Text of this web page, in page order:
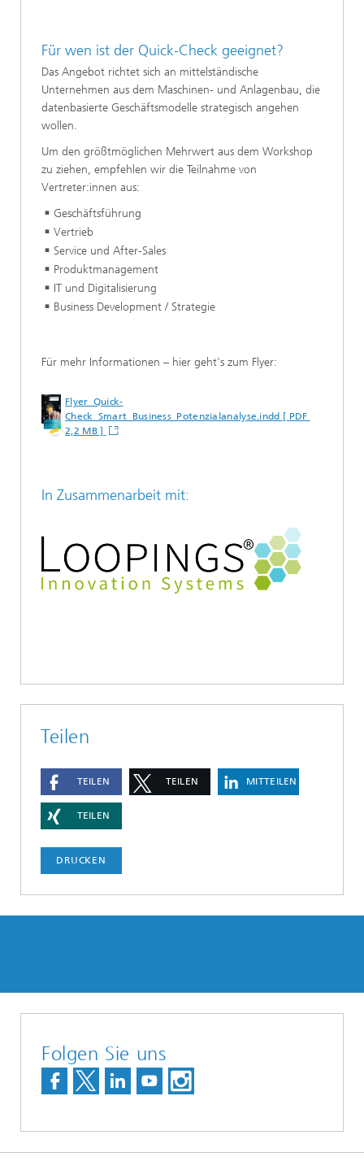
Für wen ist der Quick-Check geeignet?
Das Angebot richtet sich an mittelständische
Unternehmen aus dem Maschinen- und Anlagenbau, die
datenbasierte Geschäftsmodelle strategisch angehen
wollen.
Um den größtmöglichen Mehrwert aus dem Workshop
zu ziehen, empfehlen wir die Teilnahme von
Vertreter:innen aus:
Geschäftsführung
Vertrieb
Service und After-Sales
Produktmanagement
IT und Digitalisierung
Business Development / Strategie
Für mehr Informationen – hier geht's zum Flyer:
Flyer_Quick-
Check_Smart_Business_Potenzialanalyse.indd [ PDF
2,2 MB ]
In Zusammenarbeit mit:
Teilen
TEILEN TEILEN MITTEILEN
TEILEN
DRUCKEN
Folgen Sie uns